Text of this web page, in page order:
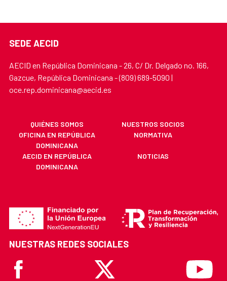
SEDE AECID
AECID en República Dominicana - 26, C/ Dr. Delgado no. 166,
Gazcue, República Dominicana - (809) 689-5090 |
oce.rep.dominicana@aecid.es
QUIÉNES SOMOS
NUESTROS SOCIOS
OFICINA EN REPÚBLICA
DOMINICANA
NORMATIVA
AECID EN REPÚBLICA
DOMINICANA
NOTICIAS
NUESTRAS REDES SOCIALES
Facebook
X Youtube